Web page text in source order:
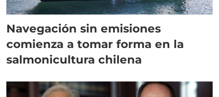
Navegación sin emisiones
comienza a tomar forma en la
salmonicultura chilena